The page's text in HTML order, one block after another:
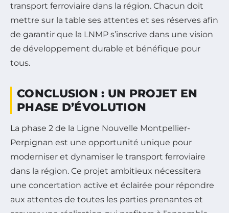
transport ferroviaire dans la région. Chacun doit
mettre sur la table ses attentes et ses réserves afin
de garantir que la LNMP s’inscrive dans une vision
de développement durable et bénéfique pour
tous.
CONCLUSION : UN PROJET EN
PHASE D’ÉVOLUTION
La phase 2 de la Ligne Nouvelle Montpellier-
Perpignan est une opportunité unique pour
moderniser et dynamiser le transport ferroviaire
dans la région. Ce projet ambitieux nécessitera
une concertation active et éclairée pour répondre
aux attentes de toutes les parties prenantes et